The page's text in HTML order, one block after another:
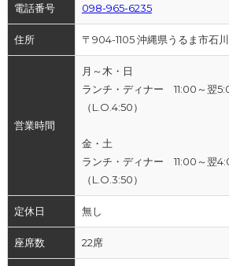
電話番号 098-965-6235
住所 〒904-1105 沖縄県うるま市石
営業時間
月～木・日
ランチ・ディナー 11:00～翌
（L.O.4:50）
金・土
ランチ・ディナー 11:00～翌
（L.O.3:50）
定休日 無し
座席数 22席